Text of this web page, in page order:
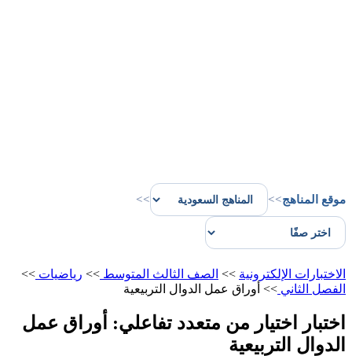
موقع المناهج>>
>>
الاختبارات الإلكترونية >> الصف الثالث المتوسط >> رياضيات >>
الفصل الثاني >> أوراق عمل الدوال التربيعية
اختبار اختيار من متعدد تفاعلي: أوراق عمل
الدوال التربيعية